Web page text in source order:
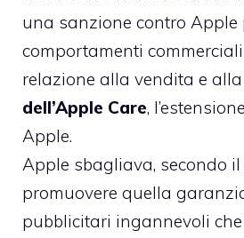
una sanzione contro Apple
comportamenti
relazione alla vendita e
dell’Apple Care,
Apple.
Apple sbagliava, secondo
promuovere quella
pubblicitari ingannevoli